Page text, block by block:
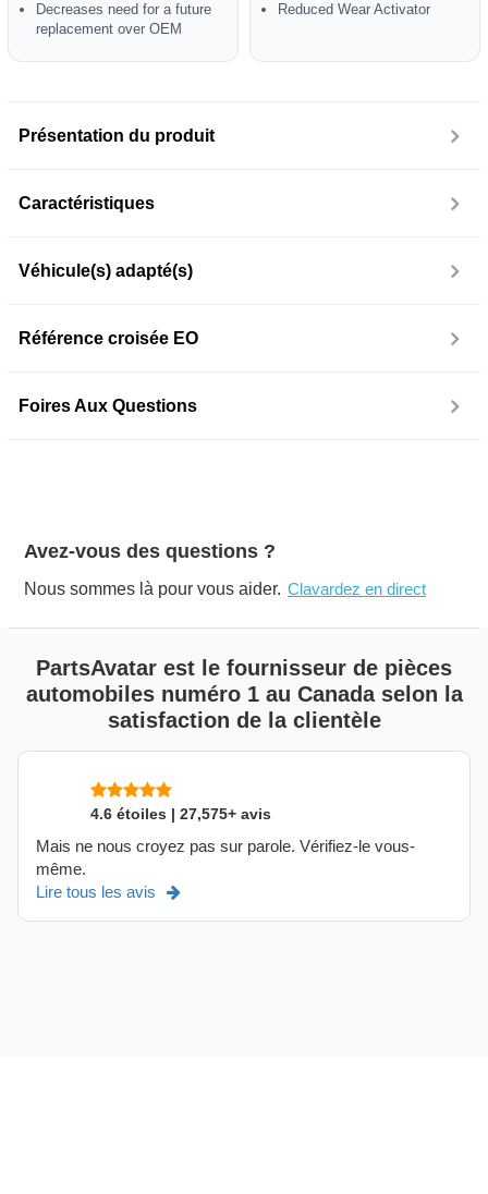
Decreases need for a future
replacement over OEM
Reduced Wear Activator
Présentation du produit
Caractéristiques
Véhicule(s) adapté(s)
Référence croisée EO
Foires Aux Questions
Avez-vous des questions ?
Nous sommes là pour vous aider. Clavardez en direct
PartsAvatar est le fournisseur de pièces
automobiles numéro 1 au Canada selon la
satisfaction de la clientèle
4.6 étoiles | 27,575+ avis
Mais ne nous croyez pas sur parole. Vérifiez-le vous-
même.
Lire tous les avis